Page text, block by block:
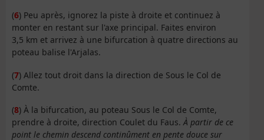
(6) Peu après, ignorez la piste à droite et continuez à
monter en restant sur l'axe principal. Faites environ
3,5 km et arrivez à une bifurcation à quatre directions au
poteau balise l'Arjalas.
(7) Allez tout droit dans la direction de Sous le Col de
Comte.
(8) À la bifurcation, au poteau Sous le Col de Comte,
prendre à droite, direction Coulet du Faus.À partir de ce
point le chemin descend continûment en pente douce sur